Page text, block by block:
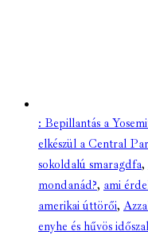
: Bepillantás a
elkészül a Central
sokoldalú smaragdfa,
mondanád?, ami
amerikai úttörői,
enyhe és hűvös